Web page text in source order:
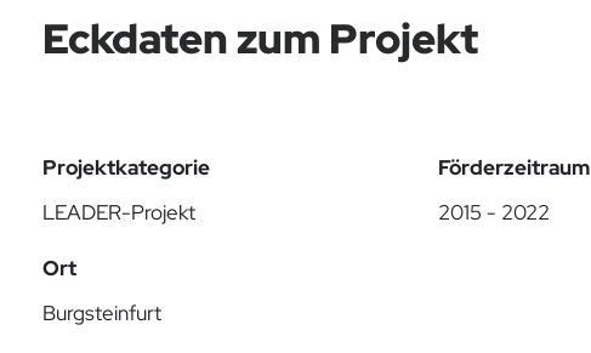
Eckdaten zum Projekt
Projektkategorie
LEADER-Projekt
Förderzeitraum
2015 - 2022
Ort
Burgsteinfurt